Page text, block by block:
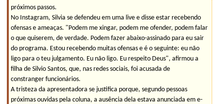
próximos passos.
No Instagram, Silvia se defendeu em uma live e disse estar recebendo
ofensas e ameaças. "Podem me xingar, podem me ofender, podem falar
o que quiserem, de verdade. Podem fazer abaixo-assinado para eu sair
do programa. Estou recebendo muitas ofensas e é o seguinte: eu não
ligo para o teu julgamento. Eu não ligo. Eu respeito Deus", afirmou a
filha de Silvio Santos, que, nas redes sociais, foi acusada de
constranger funcionários.
A tristeza da apresentadora se justifica porque, segundo pessoas
próximas ouvidas pela coluna, a ausência dela estava anunciada em e-